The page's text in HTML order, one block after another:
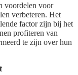
voordelen voor
verbeteren. Het
factor zijn bij het
profiteren van
te zijn over hun